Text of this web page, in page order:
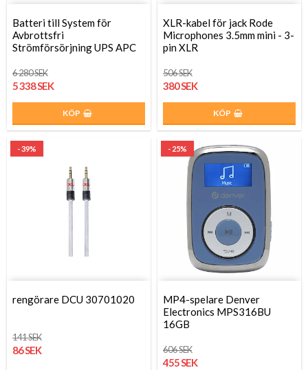
Batteri till System för
Avbrottsfri
Strömförsörjning UPS APC
6 280 SEK
5 338 SEK
KÖP
XLR-kabel för jack Rode
Microphones 3.5mm mini - 3-
pin XLR
506 SEK
380 SEK
KÖP
- 39%
rengörare DCU 30701020
141 SEK
86 SEK
- 25%
MP4-spelare Denver
Electronics MPS316BU
16GB
606 SEK
455 SEK